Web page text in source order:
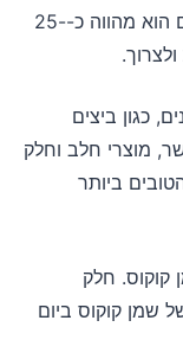
רבים מהמחקרים הציגו כי החלבון יעיל, אם הוא מהווה כ-25-
כגון ביצים
מוצרי חלב וחלק
ביותר
קוקוס. חלק
30 מ"ל (כ-2 כפות) של שמן קוקוס ביום